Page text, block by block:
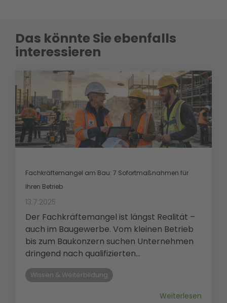
Das könnte Sie ebenfalls
interessieren
Fachkräftemangel am Bau: 7 Sofortmaßnahmen für
Ihren Betrieb
13.7.2025
Der Fachkräftemangel ist längst Realität –
auch im Baugewerbe. Vom kleinen Betrieb
bis zum Baukonzern suchen Unternehmen
dringend nach qualifizierten...
Wissen & Weiterbildung
Weiterlesen